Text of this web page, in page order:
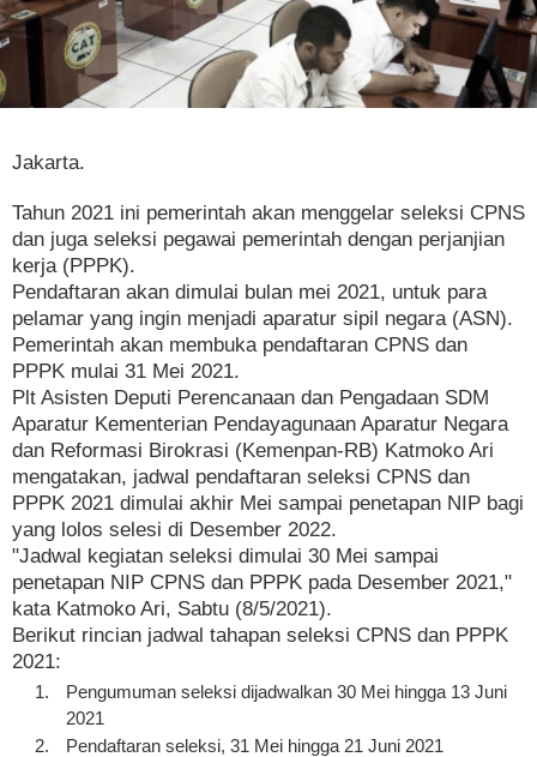
Jakarta.
Tahun 2021 ini pemerintah akan menggelar seleksi CPNS
dan juga seleksi pegawai pemerintah dengan perjanjian
kerja (PPPK).
Pendaftaran akan dimulai bulan mei 2021, untuk para
pelamar yang ingin menjadi aparatur sipil negara (ASN).
Pemerintah akan membuka pendaftaran CPNS dan
PPPK mulai 31 Mei 2021.
Plt Asisten Deputi Perencanaan dan Pengadaan SDM
Aparatur Kementerian Pendayagunaan Aparatur Negara
dan Reformasi Birokrasi (Kemenpan-RB) Katmoko Ari
mengatakan, jadwal pendaftaran seleksi CPNS dan
PPPK 2021 dimulai akhir Mei sampai penetapan NIP bagi
yang lolos selesi di Desember 2022.
"Jadwal kegiatan seleksi dimulai 30 Mei sampai
penetapan NIP CPNS dan PPPK pada Desember 2021,"
kata Katmoko Ari, Sabtu (8/5/2021).
Berikut rincian jadwal tahapan seleksi CPNS dan PPPK
2021:
Pengumuman seleksi dijadwalkan 30 Mei hingga 13 Juni
2021
Pendaftaran seleksi, 31 Mei hingga 21 Juni 2021